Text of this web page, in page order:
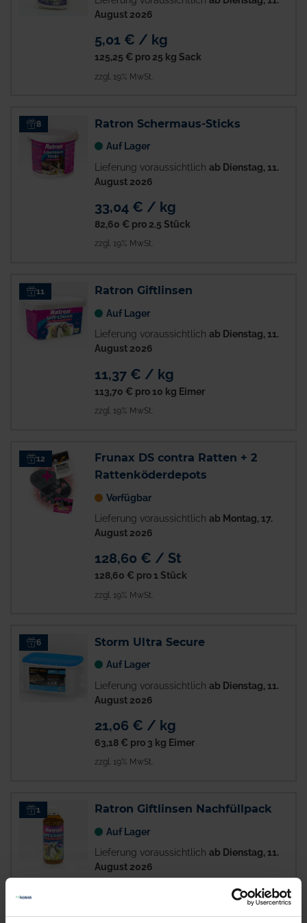
August 2026
5,01 € / kg
125,25 € pro 25 kg Sack
zzgl. 19% MwSt.
8 Ratron Schermaus-Sticks
Auf Lager
Lieferung voraussichtlich ab Dienstag, 11.
August 2026
33,04 € / kg
82,60 € pro 2.5 Stück
zzgl. 19% MwSt.
11 Ratron Giftlinsen
Auf Lager
Lieferung voraussichtlich ab Dienstag, 11.
August 2026
11,37 € / kg
113,70 € pro 10 kg Eimer
zzgl. 19% MwSt.
12
Frunax DS contra Ratten + 2
Rattenköderdepots
Verfügbar
Lieferung voraussichtlich ab Montag, 17.
August 2026
128,60 € / St
128,60 € pro 1 Stück
zzgl. 19% MwSt.
6 Storm Ultra Secure
Auf Lager
Lieferung voraussichtlich ab Dienstag, 11.
August 2026
21,06 € / kg
63,18 € pro 3 kg Eimer
zzgl. 19% MwSt.
1 Ratron Giftlinsen Nachfüllpack
Auf Lager
Lieferung voraussichtlich ab Dienstag, 11.
August 2026